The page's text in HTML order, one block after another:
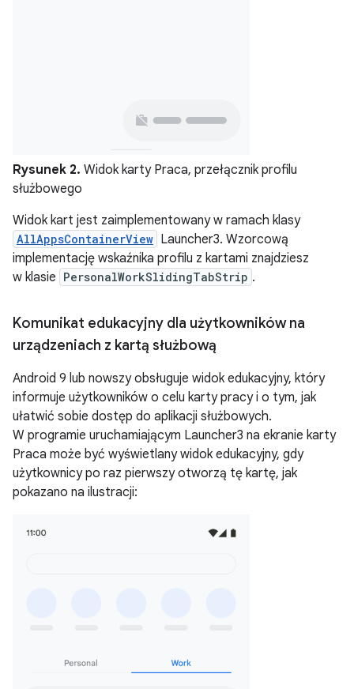
Rysunek 2. Widok karty Praca, przełącznik profilu
służbowego
Widok kart jest zaimplementowany w ramach klasy
AllAppsContainerView Launcher3. Wzorcową
implementację wskaźnika profilu z kartami znajdziesz
w klasie PersonalWorkSlidingTabStrip .
Komunikat edukacyjny dla użytkowników na
urządzeniach z kartą służbową
Android 9 lub nowszy obsługuje widok edukacyjny, który
informuje użytkowników o celu karty pracy i o tym, jak
ułatwić sobie dostęp do aplikacji służbowych.
W programie uruchamiającym Launcher3 na ekranie karty
Praca może być wyświetlany widok edukacyjny, gdy
użytkownicy po raz pierwszy otworzą tę kartę, jak
pokazano na ilustracji: